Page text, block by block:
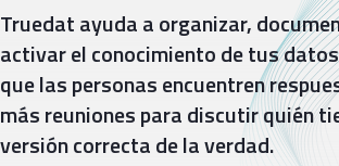
Truedat ayuda a organizar,
activar el conocimiento de tus
que las personas encuentren
más reuniones para discutir quién
versión correcta de la verdad.